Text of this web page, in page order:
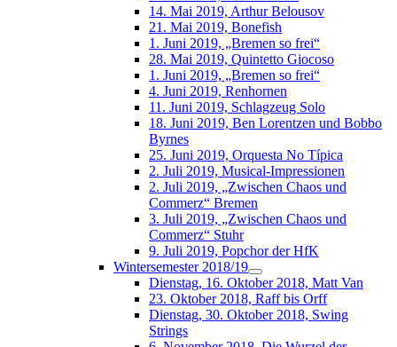
14. Mai 2019, Arthur Belousov
21. Mai 2019, Bonefish
1. Juni 2019, „Bremen so frei“
28. Mai 2019, Quintetto Giocoso
1. Juni 2019, „Bremen so frei“
4. Juni 2019, Renhornen
11. Juni 2019, Schlagzeug Solo
18. Juni 2019, Ben Lorentzen und Bobbo
Byrnes
25. Juni 2019, Orquesta No Típica
2. Juli 2019, Musical-Impressionen
2. Juli 2019, „Zwischen Chaos und
Commerz“ Bremen
3. Juli 2019, „Zwischen Chaos und
Commerz“ Stuhr
9. Juli 2019, Popchor der HfK
Wintersemester 2018/19
Dienstag, 16. Oktober 2018, Matt Van
23. Oktober 2018, Raff bis Orff
Dienstag, 30. Oktober 2018, Swing
Strings